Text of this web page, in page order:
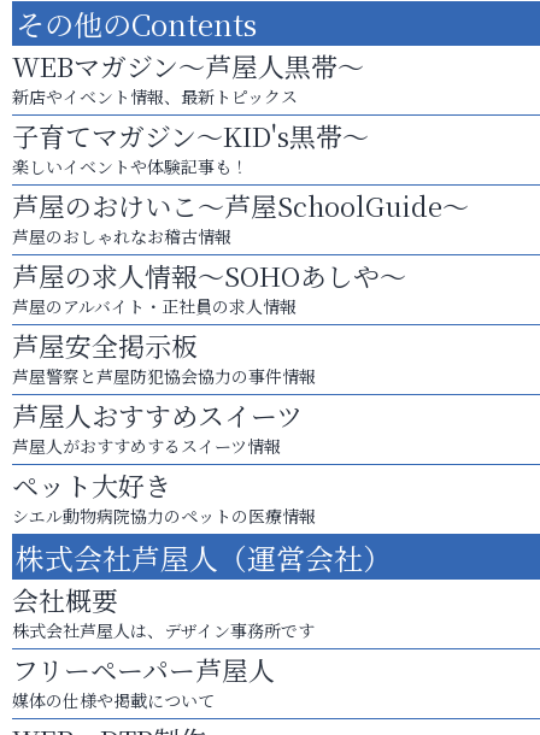
その他のContents
WEBマガジン～芦屋人黒帯～
新店やイベント情報、最新トピックス
子育てマガジン～KID's黒帯～
楽しいイベントや体験記事も！
芦屋のおけいこ～芦屋SchoolGuide～
芦屋のおしゃれなお稽古情報
芦屋の求人情報～SOHOあしや～
芦屋のアルバイト・正社員の求人情報
芦屋安全掲示板
芦屋警察と芦屋防犯協会協力の事件情報
芦屋人おすすめスイーツ
芦屋人がおすすめするスイーツ情報
ペット大好き
シエル動物病院協力のペットの医療情報
株式会社芦屋人（運営会社）
会社概要
株式会社芦屋人は、デザイン事務所です
フリーペーパー芦屋人
媒体の仕様や掲載について